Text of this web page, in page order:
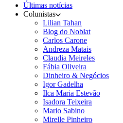
Últimas notícias
Colunistas
Lilian Tahan
Blog do Noblat
Carlos Carone
Andreza Matais
Claudia Meireles
Fábia Oliveira
Dinheiro & Negócios
Igor Gadelha
Ilca Maria Estevão
Isadora Teixeira
Mario Sabino
Mirelle Pinheiro